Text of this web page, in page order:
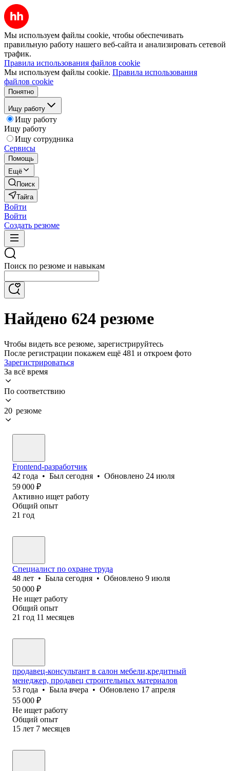
Мы используем файлы cookie, чтобы обеспечивать
правильную работу нашего веб-сайта и анализировать сетевой
трафик.
Правила использования файлов cookie
Мы используем файлы cookie. Правила использования
файлов cookie
Понятно
Ищу работу
Ищу работу
Ищу работу
Ищу сотрудника
Сервисы
Помощь
Ещё
Поиск
Тайга
Войти
Войти
Создать резюме
Поиск по резюме и навыкам
Найдено 624 резюме
Чтобы видеть все резюме, зарегистрируйтесь
После регистрации покажем ещё 481 и откроем фото
Зарегистрироваться
За всё время
По соответствию
20 резюме
Frontend-разработчик
42 года • Был сегодня • Обновлено 24 июля
59 000 ₽
Активно ищет работу
Общий опыт
21 год
Специалист по охране труда
48 лет • Была сегодня • Обновлено 9 июля
50 000 ₽
Не ищет работу
Общий опыт
21 год 11 месяцев
продавец-консультант в салон мебели,кредитный
менеджер, продавец строительных материалов
53 года • Была вчера • Обновлено 17 апреля
55 000 ₽
Не ищет работу
Общий опыт
15 лет 7 месяцев